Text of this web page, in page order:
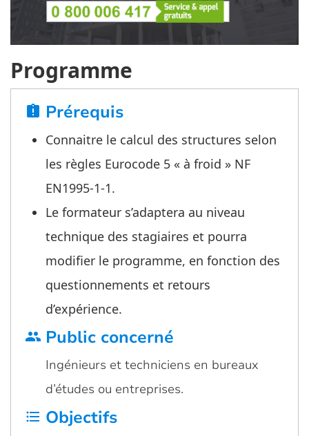
Programme
assignment_late Prérequis
Connaitre le calcul des structures selon
les règles Eurocode 5 « à froid » NF
EN1995-1-1.
Le formateur s’adaptera au niveau
technique des stagiaires et pourra
modifier le programme, en fonction des
questionnements et retours
d’expérience.
group Public concerné
Ingénieurs et techniciens en bureaux
d’études ou entreprises.
format_list_bulleted Objectifs